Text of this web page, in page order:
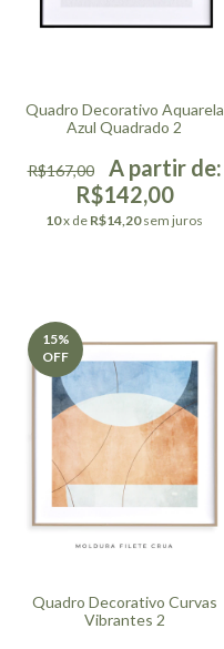
Quadro Decorativo Aquarela
Azul Quadrado 2
R$167,00
R$142,00
10x de R$14,20 sem juros
15%
OFF
Quadro Decorativo Curvas
Vibrantes 2